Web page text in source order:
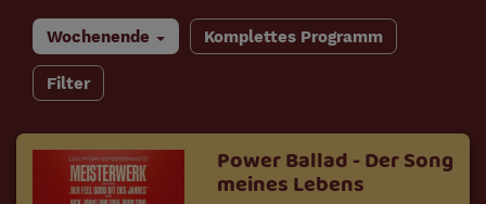
Wochenende Komplettes Programm
Filter
Power Ballad - Der Song
meines Lebens